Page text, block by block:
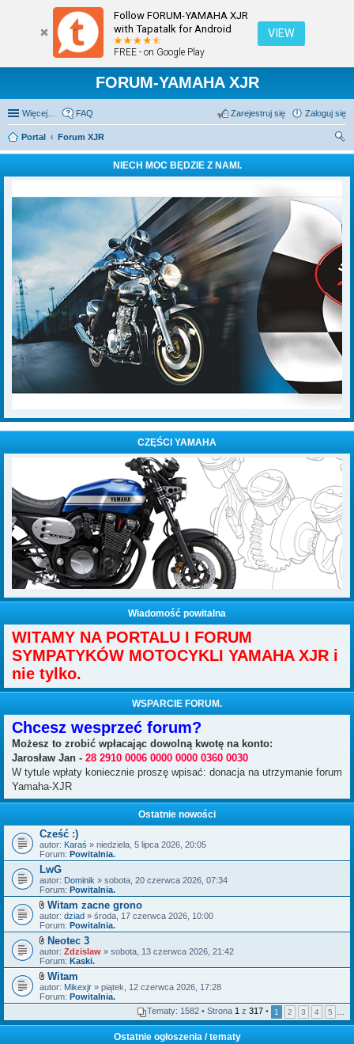
Follow FORUM-YAMAHA XJR
with Tapatalk for Android
FREE - on Google Play
VIEW
FORUM-YAMAHA XJR
Więcej… FAQ Zaloguj się
Zarejestruj się
Portal
Forum XJR
zu
kaj
NIECH MOC BĘDZIE Z NAMI.
CZĘŚCI YAMAHA
Wiadomość powitalna
WITAMY NA PORTALU I FORUM
SYMPATYKÓW MOTOCYKLI YAMAHA XJR i
nie tylko.
WSPARCIE FORUM.
Chcesz wesprzeć forum?
Możesz to zrobić wpłacając dowolną kwotę na konto:
Jarosław Jan - 28 2910 0006 0000 0000 0360 0030
W tytule wpłaty koniecznie proszę wpisać: donacja na utrzymanie forum
Yamaha-XJR
Ostatnie nowości
Cześć :)
autor: Karaś » niedziela, 5 lipca 2026, 20:05
Forum: Powitalnia.
LwG
autor: Dominik » sobota, 20 czerwca 2026, 07:34
Forum: Powitalnia.
Z
a
ł
c
z
n
k
i
Witam zacne grono
autor: dziad » środa, 17 czerwca 2026, 10:00
Forum: Powitalnia.
Z
a
ł
ą
c
z
n
k
Neotec 3
autor: Zdzislaw » sobota, 13 czerwca 2026, 21:42
Forum: Kaski.
Z
a
ł
c
Witam
autor: Mikexjr » piątek, 12 czerwca 2026, 17:28
Forum: Powitalnia.
Tematy: 1582 • Strona 1 z 317 • 1 2 3 4 5 …
Ostatnie ogłoszenia / tematy